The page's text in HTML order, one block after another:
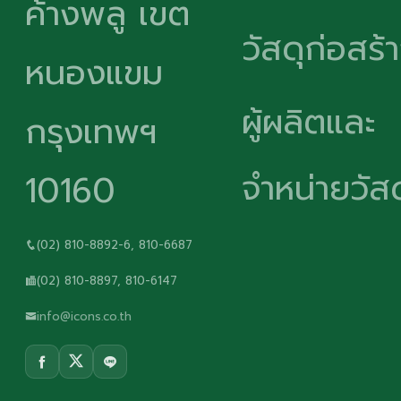
ค้างพลู เขต
หนองแขม
กรุงเทพฯ
10160
(02) 810-8892-6, 810-6687
(02) 810-8897, 810-6147
info@icons.co.th
วัสดุก่อสร้
ผู้ผลิตและ
จำหน่ายวั